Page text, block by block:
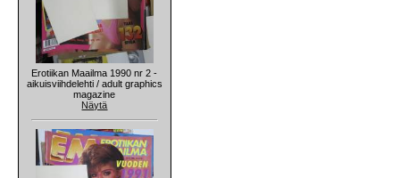
Erotiikan Maailma 1990 nr 2 -
aikuisviihdelehti / adult graphics
magazine
Näytä